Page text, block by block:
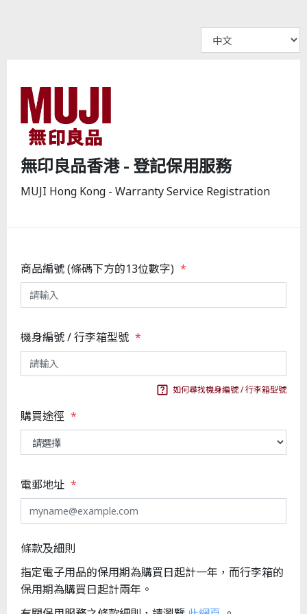
無印良品香港 - 登記保用服務
MUJI Hong Kong - Warranty Service Registration
商品編號 (條碼下方的13位數字) *
機身編號 / 行李箱型號 *
如何尋找機身編號 / 行李箱型號
購買途徑 *
電郵地址 *
條款及細則
指定電子用品的保用期為購買日起計一年，而行李箱的
保用期為購買日起計兩年。